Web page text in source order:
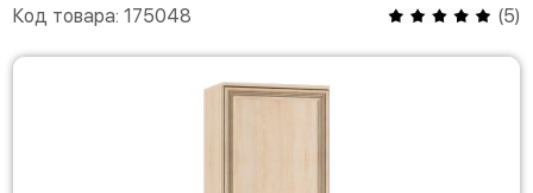
Код товара: 175048 (5)